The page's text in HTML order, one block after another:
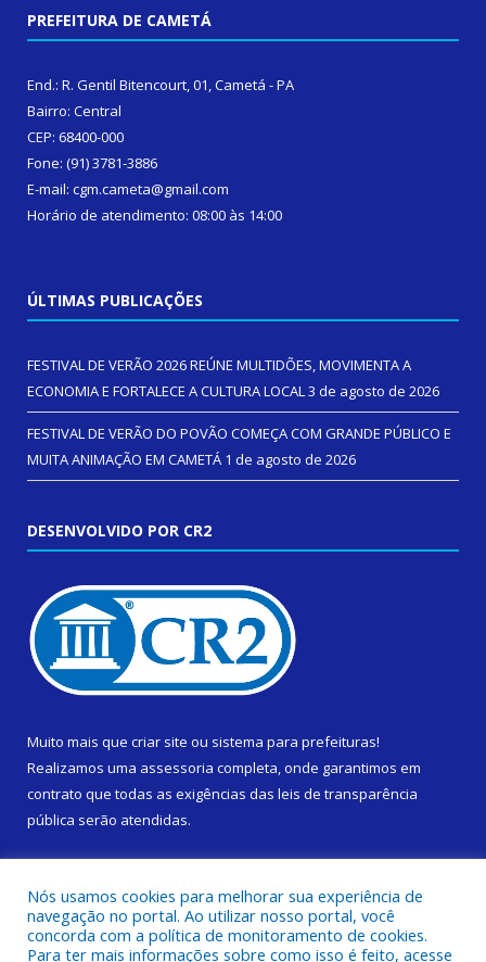
PREFEITURA DE CAMETÁ
End.: R. Gentil Bitencourt, 01, Cametá - PA
Bairro: Central
CEP: 68400-000
Fone: (91) 3781-3886
E-mail: cgm.cameta@gmail.com
Horário de atendimento: 08:00 às 14:00
ÚLTIMAS PUBLICAÇÕES
FESTIVAL DE VERÃO 2026 REÚNE MULTIDÕES, MOVIMENTA A
ECONOMIA E FORTALECE A CULTURA LOCAL3 de agosto de 2026
FESTIVAL DE VERÃO DO POVÃO COMEÇA COM GRANDE PÚBLICO E
MUITA ANIMAÇÃO EM CAMETÁ 1 de agosto de 2026
DESENVOLVIDO POR CR2
Muito mais que criar site ou sistema para prefeituras!
Realizamos uma assessoria completa, onde garantimos em
contrato que todas as exigências das leis de transparência
pública serão atendidas.
Nós usamos cookies para melhorar sua experiência de
navegação no portal. Ao utilizar nosso portal, você
concorda com a política de monitoramento de cookies.
Para ter mais informações sobre como isso é feito, acesse